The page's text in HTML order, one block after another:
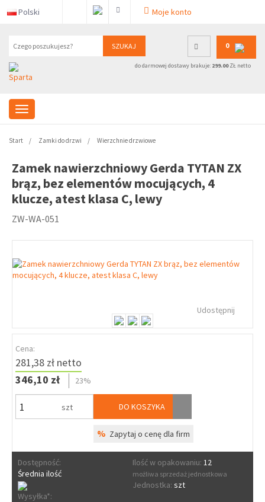
Polski Moje konto
SZUKAJ 0
do darmowej dostawy brakuje: 299.00ZŁ netto
Start Zamki do drzwi Wierzchnie drzwiowe
Zamek nawierzchniowy Gerda TYTAN ZX
brąz, bez elementów mocujących, 4
klucze, atest klasa C, lewy
ZW-WA-051
Udostępnij
Cena:
281,38 zł netto
346,10 zł
23%
szt DO KOSZYKA
% Zapytaj o cenę dla firm
Dostępność:
Średnia ilość
Ilość w opakowaniu: 12
możliwa sprzedaż jednostkowa
Jednostka: szt
Wysyłka*: